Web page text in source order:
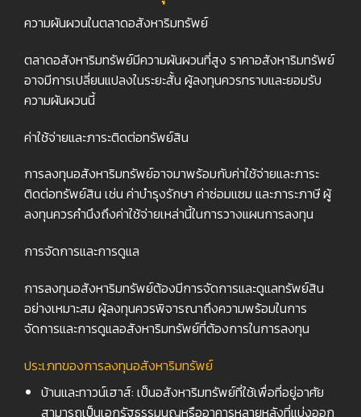
ความผันผวนในตลาดอสังหาริมทรัพย์
ตลาดอสังหาริมทรัพย์มีความผันผวนที่สูง ราคาอสังหาริมทรัพย์
อาจมีการเปลี่ยนแปลงในระยะสั้น ผู้ลงทุนควรทราบและยอมรับ
ความผันผวนนี้
ค่าใช้จ่ายและภาระติดต่อทรัพย์สิน
การลงทุนอสังหาริมทรัพย์อาจมาพร้อมกับค่าใช้จ่ายและภาระ
ติดต่อทรัพย์สิน เช่น ค่าบำรุงรักษา ค่าซ่อมแซม และภาระภาษี ผู้
ลงทุนควรคำนึงถึงค่าใช้จ่ายเหล่านี้ในการวางแผนการลงทุน
การจัดการและการดูแล
การลงทุนอสังหาริมทรัพย์ต้องมีการจัดการและดูแลทรัพย์สิน
อย่างเหมาะสม ผู้ลงทุนควรพิจารณาถึงความพร้อมในการ
จัดการและการดูแลอสังหาริมทรัพย์ที่ต้องการในการลงทุน
ประเภทของการลงทุนอสังหาริมทรัพย์
บ้านและทาวน์เฮาส์: เป็นอสังหาริมทรัพย์ที่ใช้เพื่อที่อยู่อาศัย
สามารถเป็นเอกรัฐธรรมนูญหรืออาคารหลายหลังที่แบ่งออก